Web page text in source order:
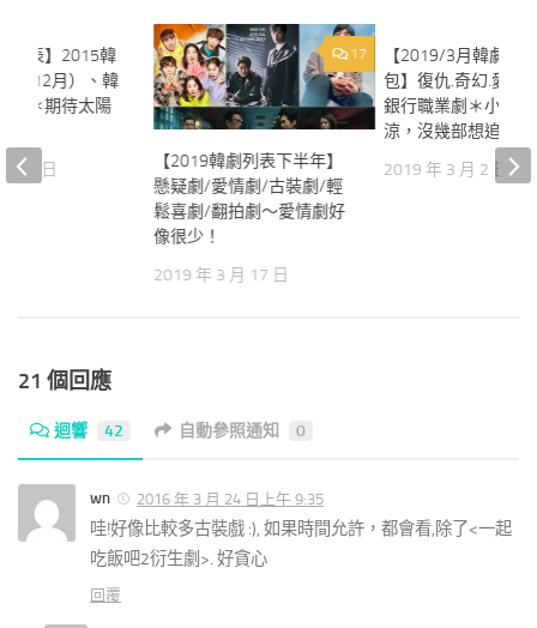
17
【2019韓劇列表下半年】
懸疑劇/愛情劇/古裝劇/輕
鬆喜劇/翻拍劇～愛情劇好
像很少！
2019 年 3 月 17 日
【2019/3月韓劇介
包】復仇.奇幻.愛情.
銀行職業劇＊小宅
涼，沒幾部想追的
2019 年 3 月 2 日
列表】2015韓
～12月）、韓
單＊期待太陽
25 日
21 個回應
迴響 42 自動參照通知 0
wn 2016 年 3 月 24 日上午 9:35
哇!好像比較多古裝戲 :), 如果時間允許，都會看,除了<一起
吃飯吧2衍生劇>. 好貪心
回覆